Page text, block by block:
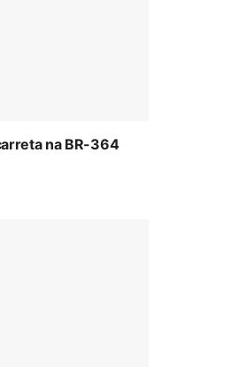
na BR-364